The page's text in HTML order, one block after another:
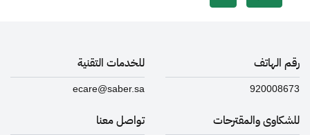
رقم الهاتف
920008673
للخدمات التقنية
ecare@saber.sa
للشكاوى والمقترحات تواصل معنا